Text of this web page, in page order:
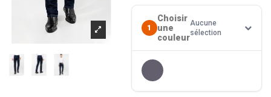
1
Choisir
une
couleur
Aucune
sélection